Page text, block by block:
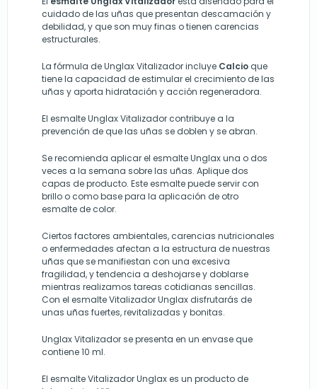
cuidado de las uñas que presentan descamación y
debilidad, y que son muy finas o tienen carencias
estructurales.
La fórmula de Unglax Vitalizador incluye Calcio que
tiene la capacidad de estimular el crecimiento de las
uñas y aporta hidratación y acción regeneradora.
El esmalte Unglax Vitalizador contribuye a la
prevención de que las uñas se doblen y se abran.
Se recomienda aplicar el esmalte Unglax una o dos
veces a la semana sobre las uñas. Aplique dos
capas de producto. Este esmalte puede servir con
brillo o como base para la aplicación de otro
esmalte de color.
Ciertos factores ambientales, carencias nutricionales
o enfermedades afectan a la estructura de nuestras
uñas que se manifiestan con una excesiva
fragilidad, y tendencia a deshojarse y doblarse
mientras realizamos tareas cotidianas sencillas.
Con el esmalte Vitalizador Unglax disfrutarás de
unas uñas fuertes, revitalizadas y bonitas.
Unglax Vitalizador se presenta en un envase que
contiene 10 ml.
El esmalte Vitalizador Unglax es un producto de